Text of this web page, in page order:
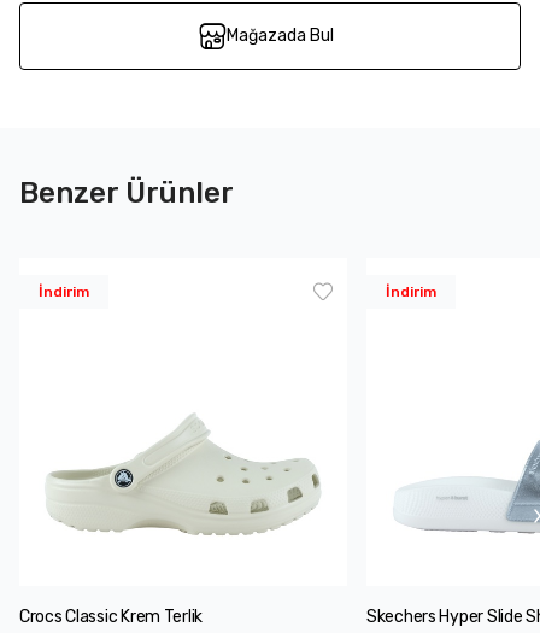
Mağazada Bul
Benzer Ürünler
İndirim
Crocs Classic Krem Terlik
İndirim
Skechers Hyper Slide